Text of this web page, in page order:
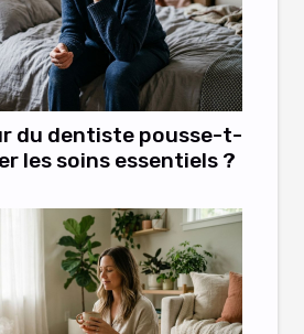
du dentiste pousse-t-
les soins essentiels ?